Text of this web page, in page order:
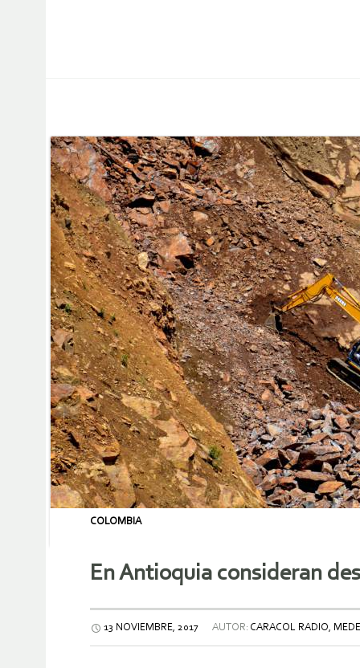
COLOMBIA
En Antioquia consideran
13 NOVIEMBRE, 2017 AUTOR: CARACOL RADIO,